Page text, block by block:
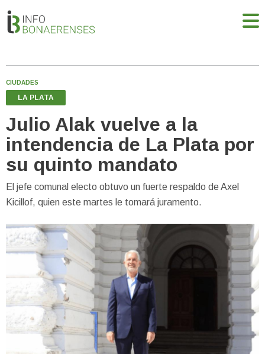
CIUDADES
LA PLATA
Julio Alak vuelve a la
intendencia de La Plata por
su quinto mandato
El jefe comunal electo obtuvo un fuerte respaldo de Axel
Kicillof, quien este martes le tomará juramento.